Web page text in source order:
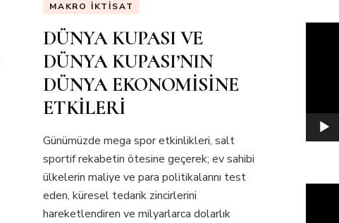
MAKRO İKTISAT
DÜNYA KUPASI VE
DÜNYA KUPASI’NIN
DÜNYA EKONOMİSİNE
ETKİLERİ
Günümüzde mega spor etkinlikleri, salt
sportif rekabetin ötesine geçerek; ev sahibi
ülkelerin maliye ve para politikalarını test
eden, küresel tedarik zincirlerini
hareketlendiren ve milyarlarca dolarlık